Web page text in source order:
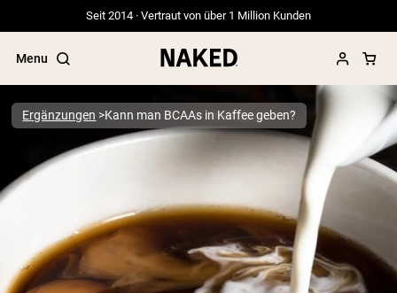
Seit 2014 · Vertraut von über 1 Million Kunden
Menu
Beliebte Suchbegriffe
”Protein Powder“
”Overnight Oats“
”Vegan protein“
”Collagen“
”Micellar Casein“
Ergänzungen Kann man BCAAs in Kaffee geben?